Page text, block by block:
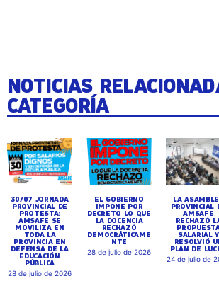
NOTICIAS
CATEGORÍA
30/07 JORNADA
PROVINCIAL DE
PROTESTA:
AMSAFE SE
MOVILIZA EN
TODA LA
PROVINCIA EN
DEFENSA DE LA
EDUCACIÓN
PÚBLICA
28 de julio de 2026
EL GOBIERNO
IMPONE POR
DECRETO LO QUE
LA DOCENCIA
RECHAZÓ
DEMOCRÁTICAME
NTE
28 de julio de 2026
LA
PROVINCIAL
AMSAFE
RECHAZÓ
SALARIAL Y
RESOLVIÓ
PLAN DE
24 de julio de